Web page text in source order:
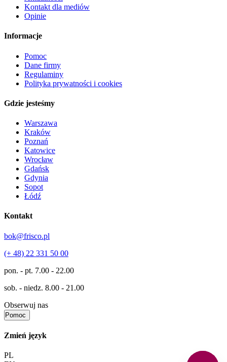
Kontakt dla mediów
Opinie
Informacje
Pomoc
Dane firmy
Regulaminy
Polityka prywatności i cookies
Gdzie jesteśmy
Warszawa
Kraków
Poznań
Katowice
Wrocław
Gdańsk
Gdynia
Sopot
Łódź
Kontakt
bok@frisco.pl
(+ 48) 22 331 50 00
pon. - pt. 7.00 - 22.00
sob. - niedz. 8.00 - 21.00
Obserwuj nas
Pomoc
Zmień język
PL